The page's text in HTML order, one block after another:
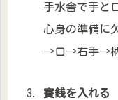
手水舎で手と
心身の準備に
→口→右手→柄
賽銭を入れる